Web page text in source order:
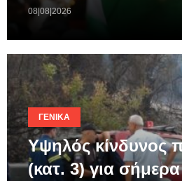
08|08|2026
ΓΕΝΙΚΆ
Υψηλός κίνδυνος
(κατ. 3) για